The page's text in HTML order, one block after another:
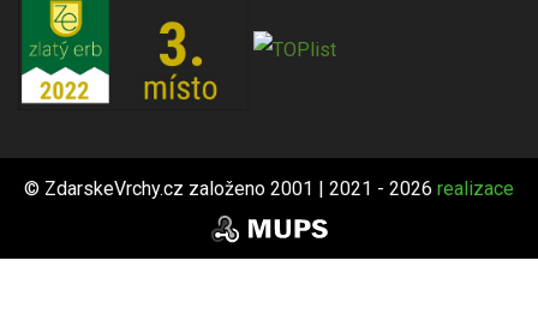
© ZdarskeVrchy.cz založeno 2001 | 2021 - 2026 realizace